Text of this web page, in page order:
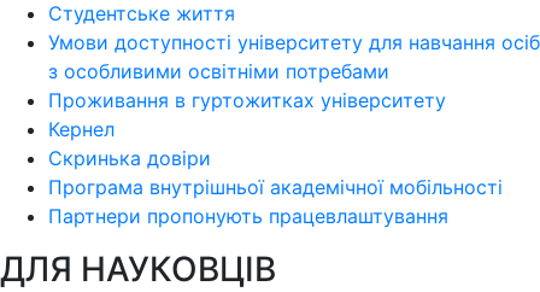
Студентське життя
Умови доступності університету для навчання осіб
з особливими освітніми потребами
Проживання в гуртожитках університету
Кернел
Скринька довіри
Програма внутрішньої академічної мобільності
Партнери пропонують працевлаштування
ДЛЯ НАУКОВЦІВ